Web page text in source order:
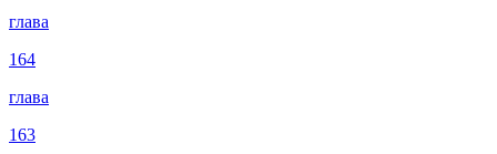
глава
164
глава
163